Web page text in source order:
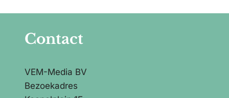
Contact
VEM-Media BV
Bezoekadres